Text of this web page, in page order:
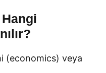
(economics) veya